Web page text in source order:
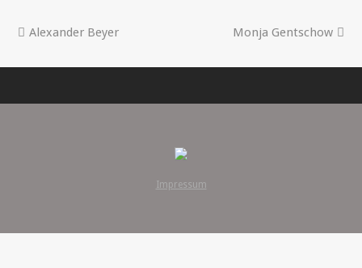
Alexander Beyer Monja Gentschow
Impressum